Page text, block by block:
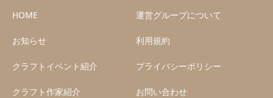
HOME
お知らせ
クラフトイベント紹介
クラフト作家紹介
運営グループについて
利用規約
プライバシーポリシー
お問い合わせ